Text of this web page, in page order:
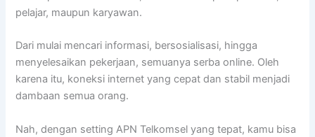
pelajar, maupun karyawan.
Dari mulai mencari informasi, bersosialisasi, hingga
menyelesaikan pekerjaan, semuanya serba online. Oleh
karena itu, koneksi internet yang cepat dan stabil menjadi
dambaan semua orang.
Nah, dengan setting APN Telkomsel yang tepat, kamu bisa